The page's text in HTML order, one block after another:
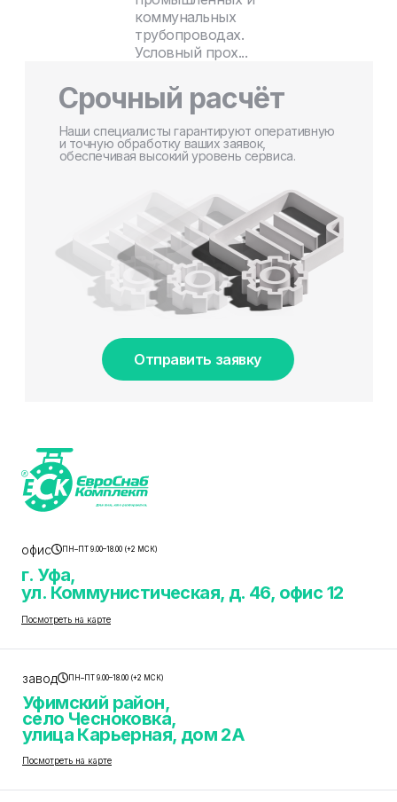
коммунальных
трубопроводах.
Условный прох...
Срочный расчёт
Наши специалисты гарантируют оперативную
и точную обработку ваших заявок,
обеспечивая высокий уровень сервиса.
Отправить заявку
офис ПН–ПТ 9.00–18.00 (+2 МСК)
г. Уфа,
ул. Коммунистическая, д. 46, офис 12
Посмотреть на карте
завод ПН–ПТ 9.00–18.00 (+2 МСК)
Уфимский район,
село Чесноковка,
улица Карьерная, дом 2А
Посмотреть на карте